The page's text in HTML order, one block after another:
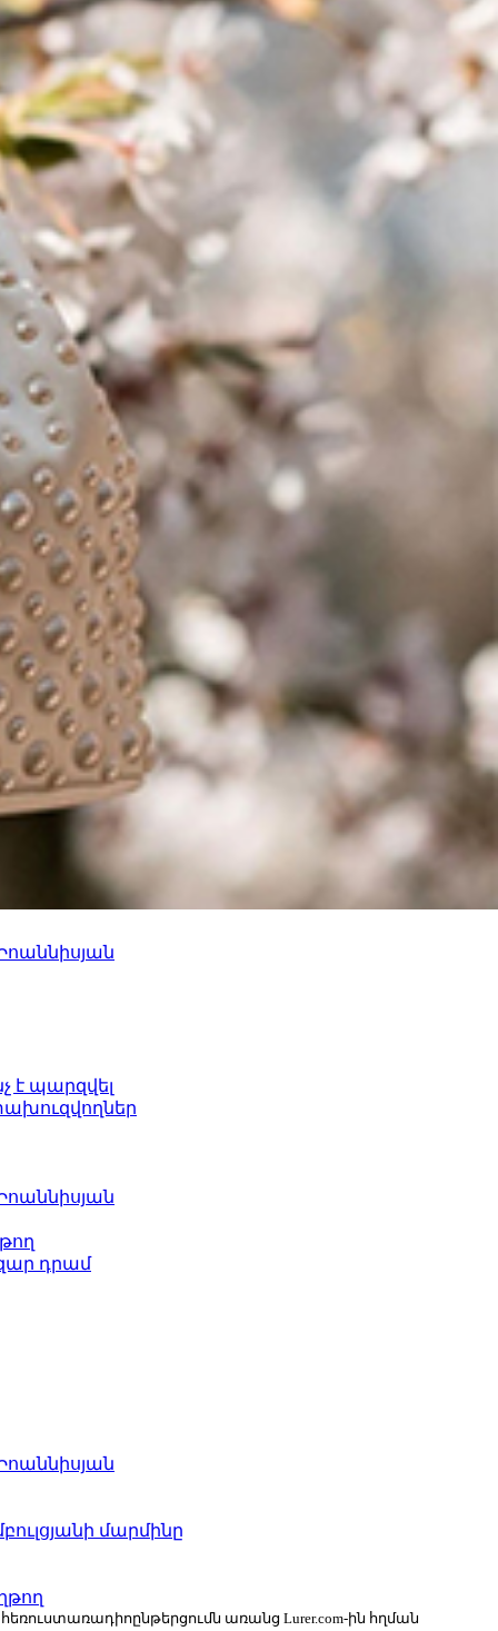
է պարզվել
դրամ
մարմինը
առանց Lurer.com-ին հղման